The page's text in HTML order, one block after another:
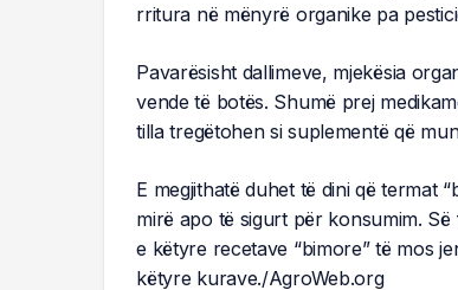
rritura në mënyrë organike pa
Pavarësisht dallimeve, mjekësia
vende të botës. Shumë prej
tilla tregëtohen si suplementë që
E megjithatë duhet të dini që termat
mirë apo të sigurt për konsumim.
e këtyre recetave “bimore” të mos
këtyre kurave./AgroWeb.org